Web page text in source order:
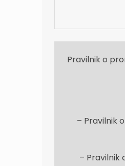
Pravilnik o
– Pravilnik
– Pravilnik